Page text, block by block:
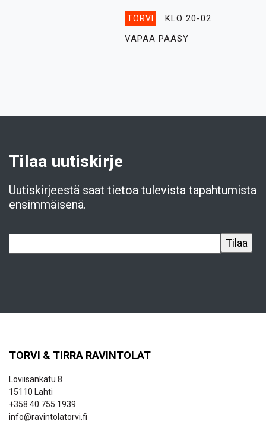
TORVI
KLO 20-02
VAPAA PÄÄSY
Tilaa uutiskirje
Uutiskirjeestä saat tietoa tulevista tapahtumista
ensimmäisenä.
TORVI & TIRRA RAVINTOLAT
Loviisankatu 8
15110 Lahti
+358 40 755 1939
info@ravintolatorvi.fi